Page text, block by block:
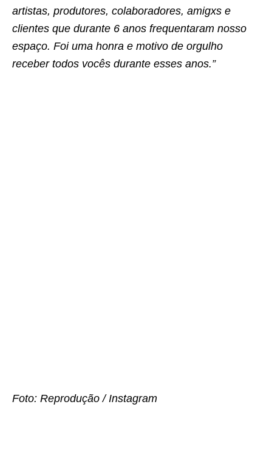
artistas, produtores, colaboradores, amigxs e
clientes que durante 6 anos frequentaram nosso
espaço. Foi uma honra e motivo de orgulho
receber todos vocês durante esses anos.”
Foto: Reprodução / Instagram